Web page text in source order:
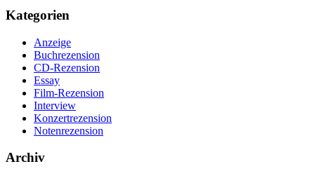
Kategorien
Anzeige
Buchrezension
CD-Rezension
Essay
Film-Rezension
Interview
Konzertrezension
Notenrezension
Archiv